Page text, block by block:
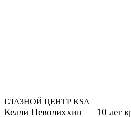
ГЛАЗНОЙ ЦЕНТР KSA
Келли Неволиххин — 10 лет